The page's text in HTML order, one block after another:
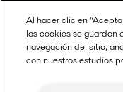
Nuestras
Al hacer clic en
las cookies se guarden
navegación del sitio,
con nuestros estudios